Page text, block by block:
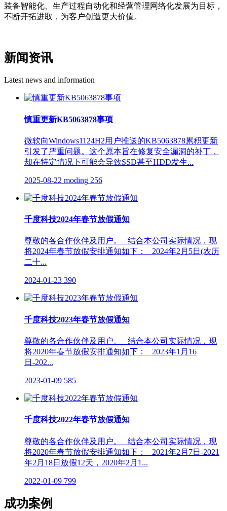
装备智能化、生产过程自动化和经营管理网络化发展为目标，
不断开拓进取，为客户创造更大价值。
新闻资讯
Latest news and information
慎重更新KB5063878事项
微软向Windows1124H2用户推送的KB5063878累积更新
引发了严重问题。这个原本旨在修复安全漏洞的补丁，
却在特定情况下可能会导致SSD甚至HDD发生...
2025-08-22 moding 256
千度科技2024年春节放假通知
尊敬的各合作伙伴及用户。 结合本公司实际情况，现
将2024年春节放假安排通知如下： 2024年2月5日(农历
二十...
2024-01-23 390
千度科技2023年春节放假通知
尊敬的各合作伙伴及用户。 结合本公司实际情况，现
将2020年春节放假安排通知如下： 2023年1月16
日-202...
2023-01-09 585
千度科技2022年春节放假通知
尊敬的各合作伙伴及用户。 结合本公司实际情况，现
将2020年春节放假安排通知如下： 2021年2月7日-2021
年2月18日放假12天，2020年2月1...
2022-01-09 799
成功案例